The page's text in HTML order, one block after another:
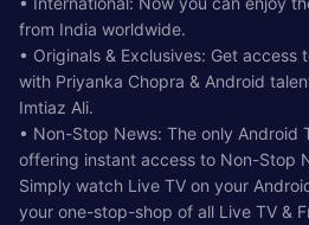
from India worldwide.
• Originals & Exclusives: Get access
with Priyanka Chopra & Android
Imtiaz Ali.
• Non-Stop News: The only Android
offering instant access to Non-Stop
Simply watch Live TV on your
your one-stop-shop of all Live TV &